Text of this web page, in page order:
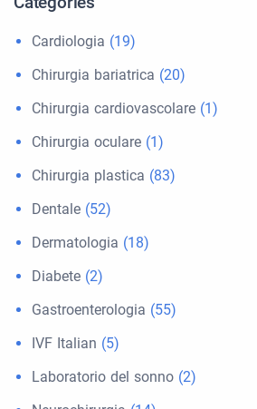
Cardiologia (19)
Chirurgia bariatrica (20)
Chirurgia cardiovascolare (1)
Chirurgia oculare (1)
Chirurgia plastica (83)
Dentale (52)
Dermatologia (18)
Diabete (2)
Gastroenterologia (55)
IVF Italian (5)
Laboratorio del sonno (2)